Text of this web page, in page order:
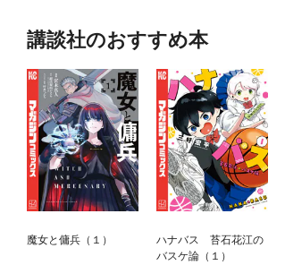
講談社のおすすめ本
魔女と傭兵（１）
ハナバス 苔石花江の
バスケ論（１）